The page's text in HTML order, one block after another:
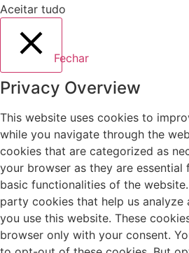
Aceitar tudo
Fechar
Privacy Overview
This website uses cookies to
while you navigate through the
cookies that are categorized as
your browser as they are
basic functionalities of the
party cookies that help us analyze
you use this website. These
browser only with your consent.